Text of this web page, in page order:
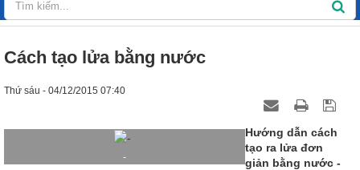
Cách tạo lửa bằng nước
Thứ sáu - 04/12/2015 07:40
-
Hướng dẫn cách
tạo ra lửa đơn
giản bằng nước -